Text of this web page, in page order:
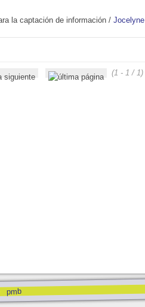
la captación de información / Jocelyne
(1 - 1 / 1)
pmb